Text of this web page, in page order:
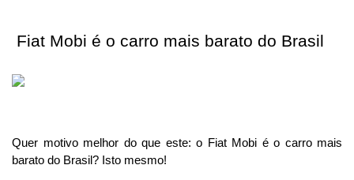
Fiat Mobi é o carro mais barato do Brasil
Quer motivo melhor do que este: o Fiat Mobi é o carro mais
barato do Brasil? Isto mesmo!